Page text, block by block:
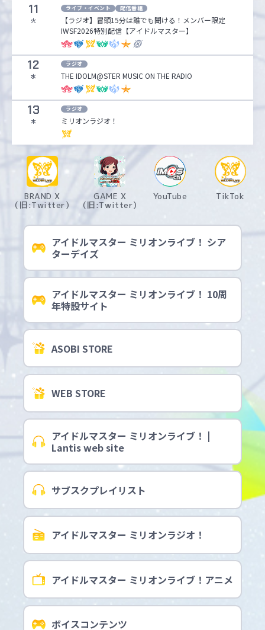
11
火
ライブ・イベント 配信番組
【ラジオ】冒頭15分は誰でも聞ける！メンバー限定
IWSF2026特別配信【アイドルマスター】
12
水
ラジオ
THE IDOLM@STER MUSIC ON THE RADIO
13
木
ラジオ
ミリオンラジオ！
BRAND X
（旧:Twitter）
GAME X
（旧:Twitter）
YouTube TikTok
アイドルマスター ミリオンライブ！ シア
ターデイズ
アイドルマスター ミリオンライブ！ 10周
年特設サイト
ASOBI STORE
WEB STORE
アイドルマスター ミリオンライブ！ |
Lantis web site
サブスクプレイリスト
アイドルマスター ミリオンラジオ！
アイドルマスター ミリオンライブ！アニメ
ボイスコンテンツ